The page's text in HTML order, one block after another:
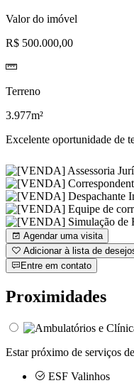
Valor do imóvel
R$ 500.000,00
Terreno
3.977m²
Excelente oportunidade de
Agendar uma visita
Adicionar à lista de
Entre em contato
Proximidades
Estar próximo de serviços
ESF Valinhos